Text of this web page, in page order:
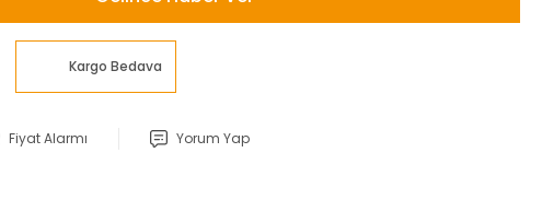
Kargo Bedava
Fiyat Alarmı Yorum Yap